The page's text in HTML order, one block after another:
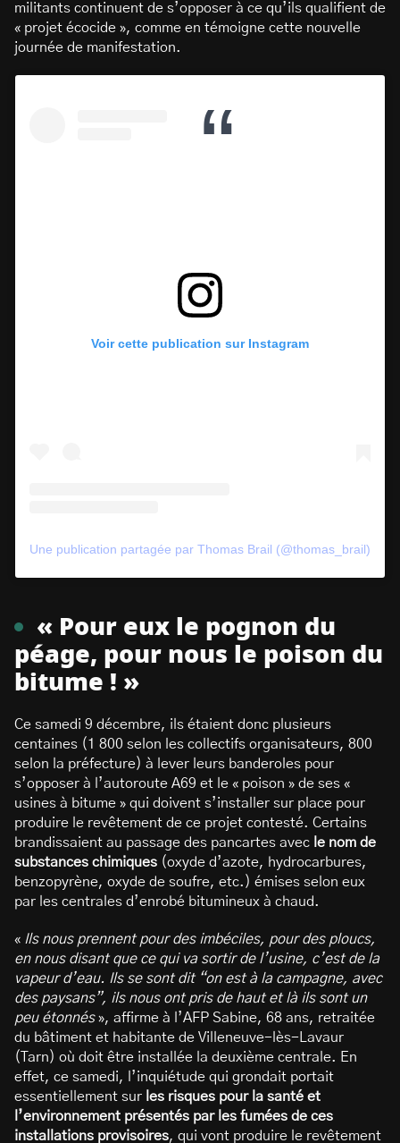
militants continuent de s’opposer à ce qu’ils qualifient de
« projet écocide », comme en témoigne cette nouvelle
journée de manifestation.
Voir cette publication sur Instagram
Une publication partagée par Thomas Brail (@thomas_brail)
« Pour eux le pognon du
péage, pour nous le poison du
bitume ! »
Ce samedi 9 décembre, ils étaient donc plusieurs
centaines (1 800 selon les collectifs organisateurs, 800
selon la préfecture) à lever leurs banderoles pour
s’opposer à l’autoroute A69 et le « poison » de ses «
usines à bitume » qui doivent s’installer sur place pour
produire le revêtement de ce projet contesté. Certains
brandissaient au passage des pancartes avec le nom de
substances chimiques (oxyde d’azote, hydrocarbures,
benzopyrène, oxyde de soufre, etc.) émises selon eux
par les centrales d’enrobé bitumineux à chaud.
« Ils nous prennent pour des imbéciles, pour des ploucs,
en nous disant que ce qui va sortir de l’usine, c’est de la
vapeur d’eau. Ils se sont dit “on est à la campagne, avec
des paysans”, ils nous ont pris de haut et là ils sont un
peu étonnés», affirme à l’AFP Sabine, 68 ans, retraitée
du bâtiment et habitante de Villeneuve-lès-Lavaur
(Tarn) où doit être installée la deuxième centrale. En
effet, ce samedi, l’inquiétude qui grondait portait
essentiellement sur les risques pour la santé et
l’environnement présentés par les fumées de ces
installations provisoires, qui vont produire le revêtement